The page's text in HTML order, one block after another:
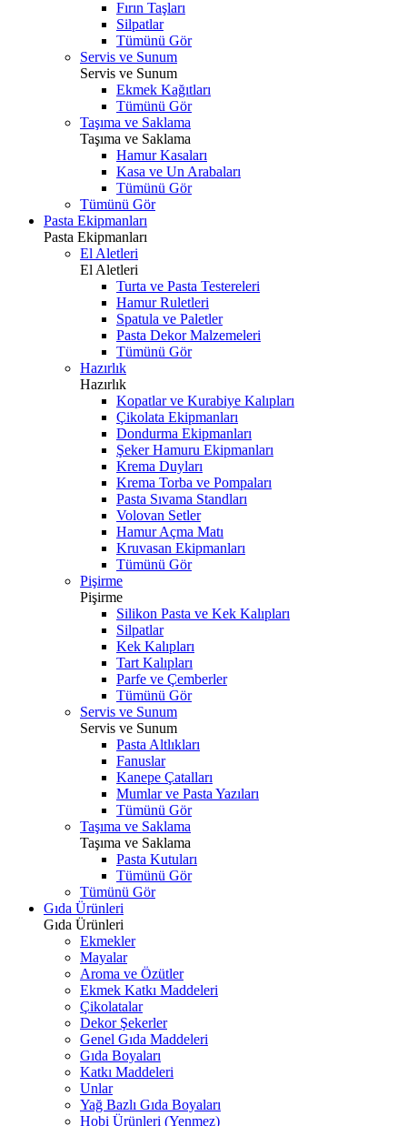
Fırın Taşları
Silpatlar
Tümünü Gör
Servis ve Sunum
Servis ve Sunum
Ekmek Kağıtları
Tümünü Gör
Taşıma ve Saklama
Taşıma ve Saklama
Hamur Kasaları
Kasa ve Un Arabaları
Tümünü Gör
Tümünü Gör
Pasta Ekipmanları
Pasta Ekipmanları
El Aletleri
El Aletleri
Turta ve Pasta Testereleri
Hamur Ruletleri
Spatula ve Paletler
Pasta Dekor Malzemeleri
Tümünü Gör
Hazırlık
Hazırlık
Kopatlar ve Kurabiye Kalıpları
Çikolata Ekipmanları
Dondurma Ekipmanları
Şeker Hamuru Ekipmanları
Krema Duyları
Krema Torba ve Pompaları
Pasta Sıvama Standları
Volovan Setler
Hamur Açma Matı
Kruvasan Ekipmanları
Tümünü Gör
Pişirme
Pişirme
Silikon Pasta ve Kek Kalıpları
Silpatlar
Kek Kalıpları
Tart Kalıpları
Parfe ve Çemberler
Tümünü Gör
Servis ve Sunum
Servis ve Sunum
Pasta Altlıkları
Fanuslar
Kanepe Çatalları
Mumlar ve Pasta Yazıları
Tümünü Gör
Taşıma ve Saklama
Taşıma ve Saklama
Pasta Kutuları
Tümünü Gör
Tümünü Gör
Gıda Ürünleri
Gıda Ürünleri
Ekmekler
Mayalar
Aroma ve Özütler
Ekmek Katkı Maddeleri
Çikolatalar
Dekor Şekerler
Genel Gıda Maddeleri
Gıda Boyaları
Katkı Maddeleri
Unlar
Yağ Bazlı Gıda Boyaları
Hobi Ürünleri (Yenmez)